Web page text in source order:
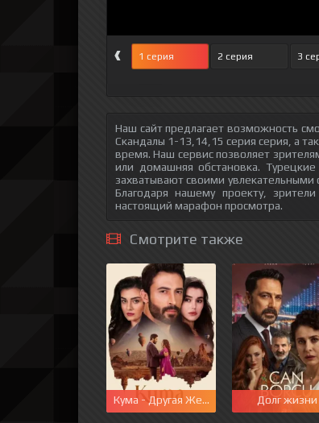
‹ 1 серия 2 серия 3
Наш сайт предлагает возможность
Скандалы 1-13,14,15 серия серия, а
время. Наш сервис позволяет
или домашняя обстановка.
захватывают своими
Благодаря нашему проекту,
настоящий марафон просмотра.
Смотрите также
Кума - Другая Жена Долг жизни